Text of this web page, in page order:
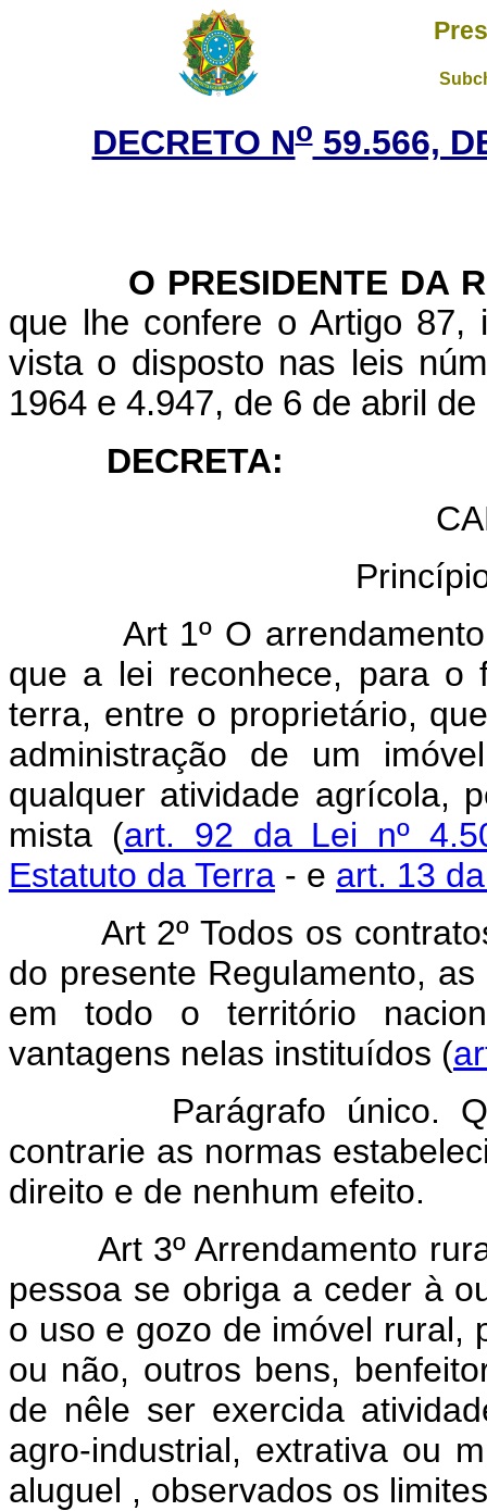
DECRETO No59.566,
O PRESIDENTE DA
que lhe confere o Artigo
vista o disposto nas leis
1964 e 4.947, de 6 de abril de
DECRETA:
Art 1º O
que a lei reconhece, para o
terra, entre o proprietário,
administração de um
qualquer atividade agrícola,
mista (art. 92 da Lei nº
Estatuto da Terra - e art. 13
Art 2º Todos os
do presente Regulamento,
em todo o território
vantagens nelas instituídos (
Parágrafo único.
contrarie as normas
direito e de nenhum efeito.
Art 3º Arrendamento
pessoa se obriga a ceder à
o uso e gozo de imóvel rural,
ou não, outros bens,
de nêle ser exercida
agro-industrial, extrativa ou
aluguel , observados os